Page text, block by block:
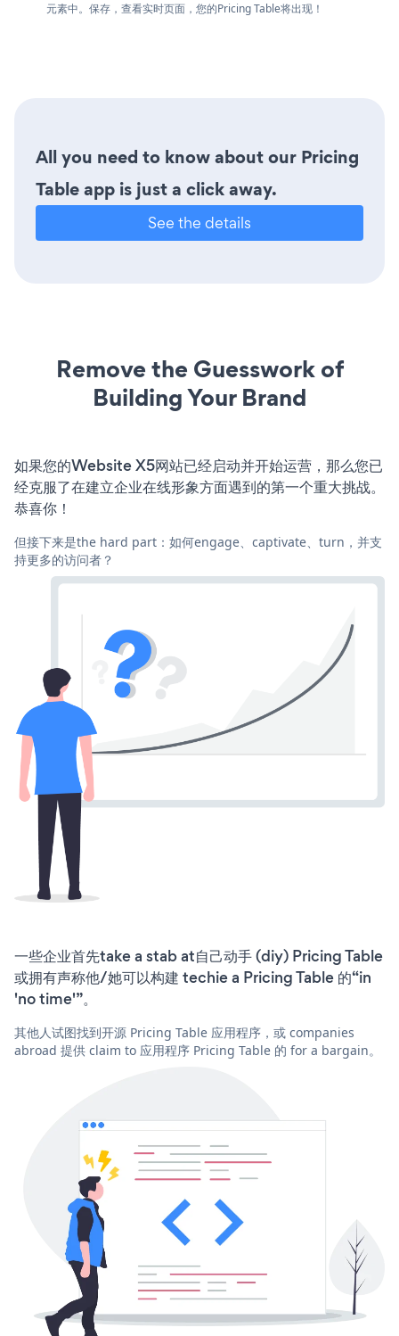
元素中。保存，查看实时页面，您的Pricing Table将出现！
All you need to know about our Pricing
Table app is just a click away.
See the details
Remove the Guesswork of
Building Your Brand
如果您的Website X5网站已经启动并开始运营，那么您已
经克服了在建立企业在线形象方面遇到的第一个重大挑战。
恭喜你！
但接下来是the hard part：如何engage、captivate、turn，并支
持更多的访问者？
一些企业首先take a stab at自己动手 (diy) Pricing Table
或拥有声称他/她可以构建 techie a Pricing Table 的“in
'no time'”。
其他人试图找到开源 Pricing Table 应用程序，或 companies
abroad 提供 claim to 应用程序 Pricing Table 的 for a bargain。